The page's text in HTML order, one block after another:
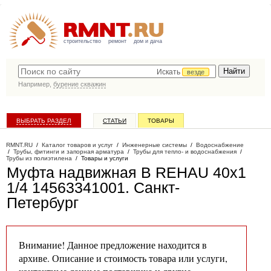
строительство ремонт дом и дача
Искать
везде
Например, бурение скважин
ВЫБРАТЬ РАЗДЕЛ СТАТЬИ ТОВАРЫ
RMNT.RU / Каталог товаров и услуг / Инженерные системы / Водоснабжение
/ Трубы, фитинги и запорная арматура / Трубы для тепло- и водоснабжения /
Трубы из полиэтилена / Товары и услуги
Муфта надвижная В REHAU 40х1
1/4 14563341001. Санкт-
Петербург
Внимание! Данное предложение находится в
архиве. Описание и стоимость товара или услуги,